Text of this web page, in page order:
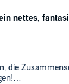
die
nettes,